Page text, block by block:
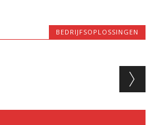
BEDRIJFSOPLOSSINGEN